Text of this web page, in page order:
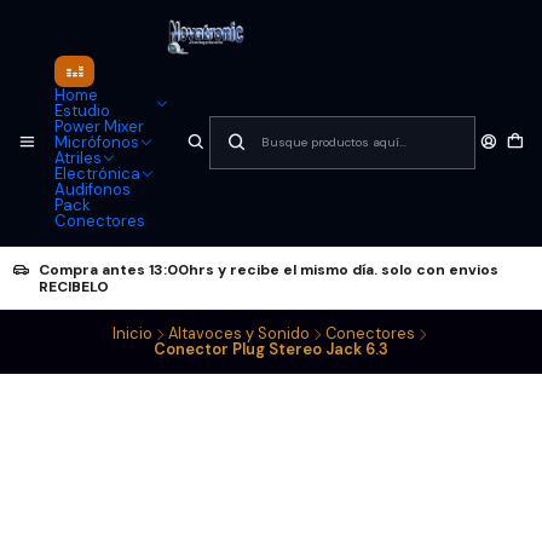
Home
Estudio
Power Mixer
Micrófonos
Atriles
Electrónica
Audifonos
Pack
Conectores
Compra antes 13:00hrs y recibe el mismo día. solo con envios
RECIBELO
Inicio Altavoces y Sonido Conectores
Conector Plug Stereo Jack 6.3